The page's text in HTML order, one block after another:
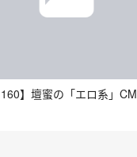
160】壇蜜の「エロ系」CM